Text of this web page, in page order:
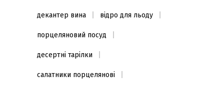
декантер вина відро для льоду
порцеляновий посуд
десертні тарілки
салатники порцелянові